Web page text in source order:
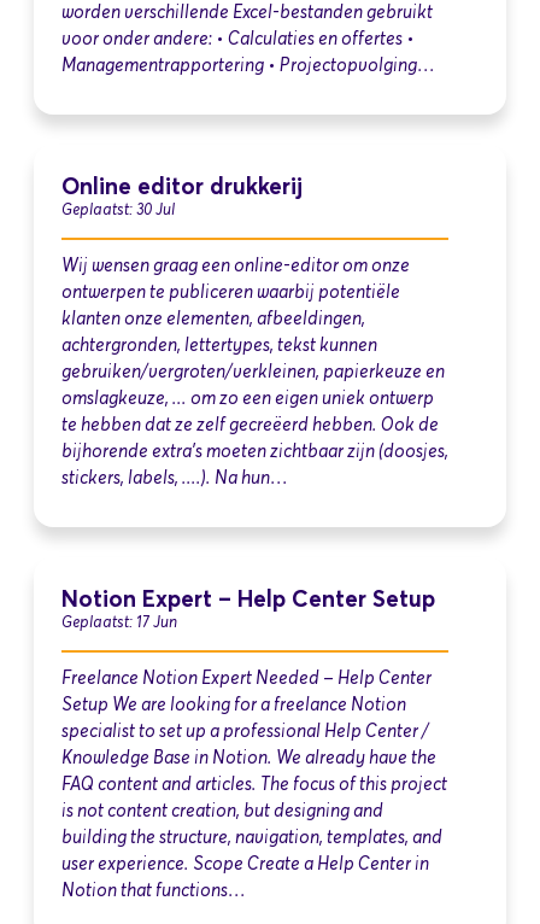
worden verschillende Excel-bestanden gebruikt
voor onder andere: • Calculaties en offertes •
Managementrapportering • Projectopvolging…
Online editor drukkerij
Geplaatst: 30 Jul
Wij wensen graag een online-editor om onze
ontwerpen te publiceren waarbij potentiële
klanten onze elementen, afbeeldingen,
achtergronden, lettertypes, tekst kunnen
gebruiken/vergroten/verkleinen, papierkeuze en
omslagkeuze, ... om zo een eigen uniek ontwerp
te hebben dat ze zelf gecreëerd hebben. Ook de
bijhorende extra's moeten zichtbaar zijn (doosjes,
stickers, labels, ....). Na hun…
Notion Expert – Help Center Setup
Geplaatst: 17 Jun
Freelance Notion Expert Needed – Help Center
Setup We are looking for a freelance Notion
specialist to set up a professional Help Center /
Knowledge Base in Notion. We already have the
FAQ content and articles. The focus of this project
is not content creation, but designing and
building the structure, navigation, templates, and
user experience. Scope Create a Help Center in
Notion that functions…